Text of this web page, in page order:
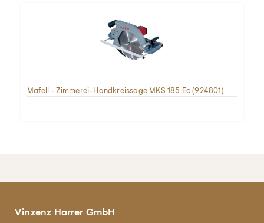
Mafell - Zimmerei-Handkreissäge MKS 185 Ec (924801)
Vinzenz Harrer GmbH